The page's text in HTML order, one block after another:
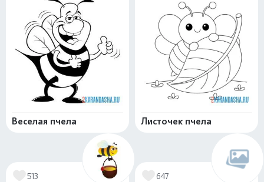
Веселая пчела Листочек пчела
513 647